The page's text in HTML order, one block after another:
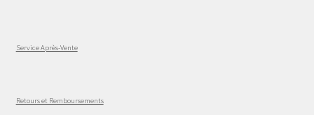
Service Après-Vente
Retours et Remboursements